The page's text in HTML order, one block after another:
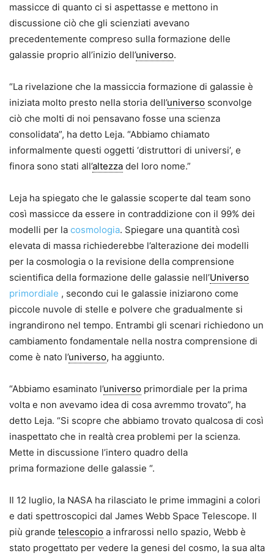
massicce di quanto ci si aspettasse e mettono in
discussione ciò che gli scienziati avevano
precedentemente compreso sulla formazione delle
galassie proprio all’inizio dell’universo.
“La rivelazione che la massiccia formazione di galassie è
iniziata molto presto nella storia dell’universo sconvolge
ciò che molti di noi pensavano fosse una scienza
consolidata”, ha detto Leja. “Abbiamo chiamato
informalmente questi oggetti ‘distruttori di universi’, e
finora sono stati all’altezza del loro nome.”
Leja ha spiegato che le galassie scoperte dal team sono
così massicce da essere in contraddizione con il 99% dei
modelli per la cosmologia. Spiegare una quantità così
elevata di massa richiederebbe l’alterazione dei modelli
per la cosmologia o la revisione della comprensione
scientifica della formazione delle galassie nell’Universo
primordiale , secondo cui le galassie iniziarono come
piccole nuvole di stelle e polvere che gradualmente si
ingrandirono nel tempo. Entrambi gli scenari richiedono un
cambiamento fondamentale nella nostra comprensione di
come è nato l’universo, ha aggiunto.
“Abbiamo esaminato l’universo primordiale per la prima
volta e non avevamo idea di cosa avremmo trovato”, ha
detto Leja. “Si scopre che abbiamo trovato qualcosa di così
inaspettato che in realtà crea problemi per la scienza.
Mette in discussione l’intero quadro della
prima formazione delle galassie “.
Il 12 luglio, la NASA ha rilasciato le prime immagini a colori
e dati spettroscopici dal James Webb Space Telescope. Il
più grande telescopio a infrarossi nello spazio, Webb è
stato progettato per vedere la genesi del cosmo, la sua alta